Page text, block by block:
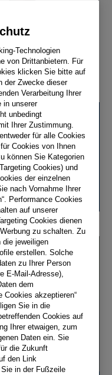
10 ml/h bis
bis zu 8 bar.
Technologien
von Drittanbietern. Für
klicken Sie bitte auf
der Zwecke dieser
Verarbeitung Ihrer
in unserer
unbedingt
Ihrer Zustimmung.
für alle Cookies
Cookies von Ihnen
können Sie Kategorien
Cookies) und
der einzelnen
nach Vornahme Ihrer
Performance Cookies
auf unserer
Cookies dienen
zu schalten. Zu
die jeweiligen
erstellen. Solche
zu Ihrer Person
E-Mail-Adresse),
dem
Cookies akzeptieren“
Sie in die
Cookies auf
Ihrer etwaigen, zum
Daten ein. Sie
die Zukunft
den Link
Sie in der Fußzeile